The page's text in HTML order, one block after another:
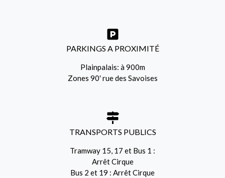
PARKINGS A PROXIMITÉ
Plainpalais: à 900m
Zones 90′ rue des Savoises
TRANSPORTS PUBLICS
Tramway 15, 17 et Bus 1 :
Arrêt Cirque
Bus 2 et 19 : Arrêt Cirque